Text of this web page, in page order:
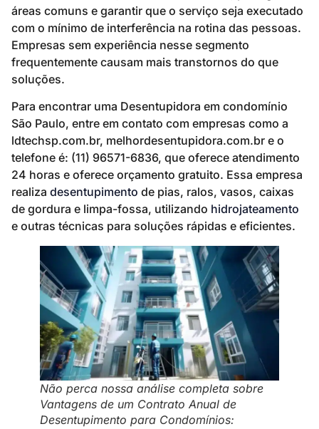
áreas comuns e garantir que o serviço seja executado
com o mínimo de interferência na rotina das pessoas.
Empresas sem experiência nesse segmento
frequentemente causam mais transtornos do que
soluções.
Para encontrar uma Desentupidora em condomínio
São Paulo, entre em contato com empresas como a
ldtechsp.com.br, melhordesentupidora.com.br e o
telefone é: (11) 96571-6836, que oferece atendimento
24 horas e oferece orçamento gratuito. Essa empresa
realiza desentupimento de pias, ralos, vasos, caixas
de gordura e limpa-fossa, utilizando hidrojateamento
e outras técnicas para soluções rápidas e eficientes.
Não perca nossa análise completa sobre
Vantagens de um Contrato Anual de
Desentupimento para Condomínios: